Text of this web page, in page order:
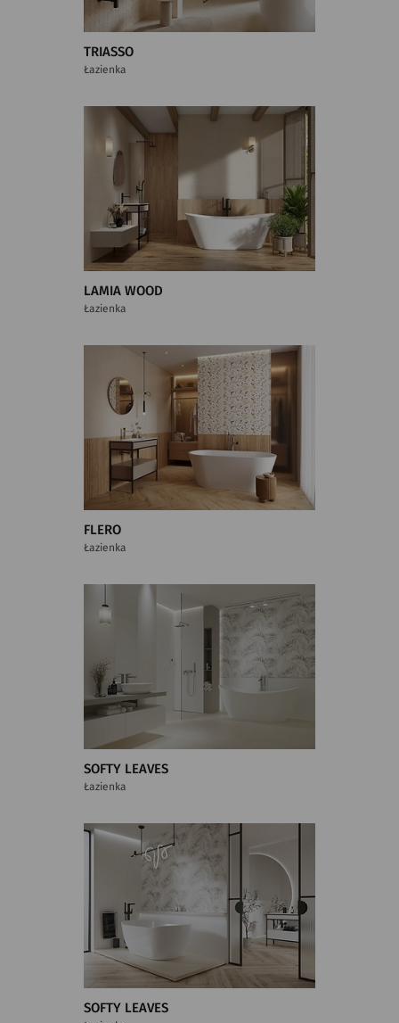
TRIASSO
Łazienka
LAMIA WOOD
Łazienka
FLERO
Łazienka
SOFTY LEAVES
Łazienka
SOFTY LEAVES